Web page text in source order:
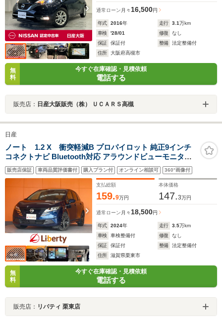
通常ローン 月々16,500円
年式 2016年 走行 3.1万km
車検
'28/01 修復
なし
保証
保証付 整備
法定整備付
住所
大阪府高槻市
無
料
今すぐ在庫確認・見積依頼
電話する
販売店： 日産大阪販売（株） ＵＣＡＲＳ高槻
日産
ノート 1.2 X 衝突軽減B プロパイロット 純正9インチ
コネクトナビ Bluetooth対応 アラウンドビューモニター
ETC2.0 電子パーキング クルーズコントロール LEDヘッ
ドライト プッシュスタート 電子パーキング 社外アルミホ
販売店保証 車両品質評価書付 購入プラン付 オンライン相談可 360°画像付
支払総額
159.9万円
本体価格
147.3万円
通常ローン 月々 18,500円
年式 2024年 走行 3.5万km
車検
車検整備付 修復
なし
保証
保証付 整備
法定整備付
住所
滋賀県栗東市
無
料
今すぐ在庫確認・見積依頼
電話する
販売店： リバティ 栗東店